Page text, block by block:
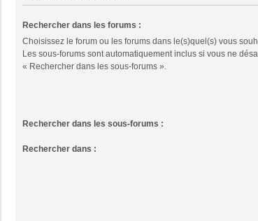
Rechercher dans les forums :
Choisissez le forum ou les forums dans le(s)quel(s) vous
Les sous-forums sont automatiquement inclus si vous ne
« Rechercher dans les sous-forums ».
Rechercher dans les sous-forums :
Rechercher dans :